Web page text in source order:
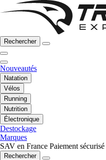
Rechercher
Nouveautés
Natation
Vélos
Running
Nutrition
Électronique
Destockage
Marques
SAV en France Paiement sécurisé
Rechercher